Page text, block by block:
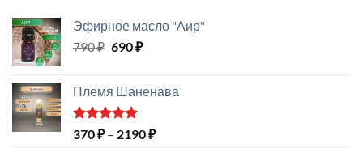
Эфирное масло "Аир"
790₽ Первоначальная
790 ₽.
690₽Текущая
Племя Шаненава
Оценка
370₽ – 2190₽Диапазон